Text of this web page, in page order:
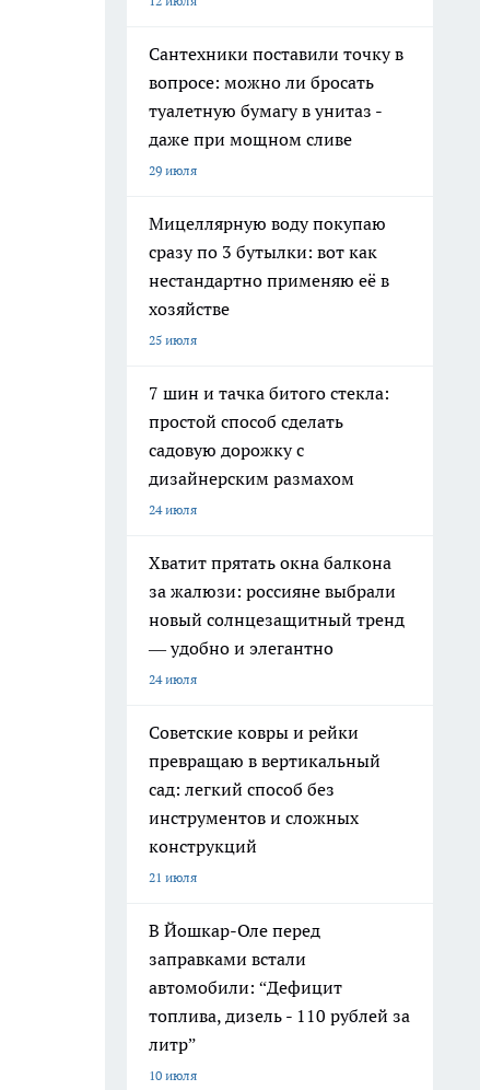
Сантехники поставили точку в
вопросе: можно ли бросать
туалетную бумагу в унитаз -
даже при мощном сливе
29 июля
Мицеллярную воду покупаю
сразу по 3 бутылки: вот как
нестандартно применяю её в
хозяйстве
25 июля
7 шин и тачка битого стекла:
простой способ сделать
садовую дорожку с
дизайнерским размахом
24 июля
Хватит прятать окна балкона
за жалюзи: россияне выбрали
новый солнцезащитный тренд
— удобно и элегантно
24 июля
Советские ковры и рейки
превращаю в вертикальный
сад: легкий способ без
инструментов и сложных
конструкций
21 июля
В Йошкар-Оле перед
заправками встали
автомобили: “Дефицит
топлива, дизель - 110 рублей за
литр”
10 июля